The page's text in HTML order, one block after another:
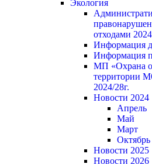
Экология
отходами 2024
Информация
Информация
МП «Охрана
территории
2024/28г.
Новости 2024
Апрель
Май
Март
Октябрь
Новости 2025
Новости 2026